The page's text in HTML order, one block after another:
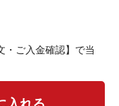
・ご入金確認】で当